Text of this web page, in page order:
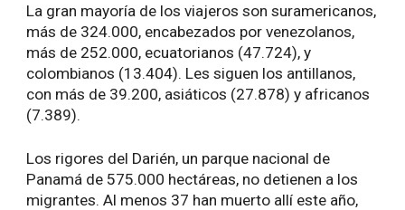
La gran mayoría de los viajeros son suramericanos,
más de 324.000, encabezados por venezolanos,
más de 252.000, ecuatorianos (47.724), y
colombianos (13.404). Les siguen los antillanos,
con más de 39.200, asiáticos (27.878) y africanos
(7.389).
Los rigores del Darién, un parque nacional de
Panamá de 575.000 hectáreas, no detienen a los
migrantes. Al menos 37 han muerto allí este año,